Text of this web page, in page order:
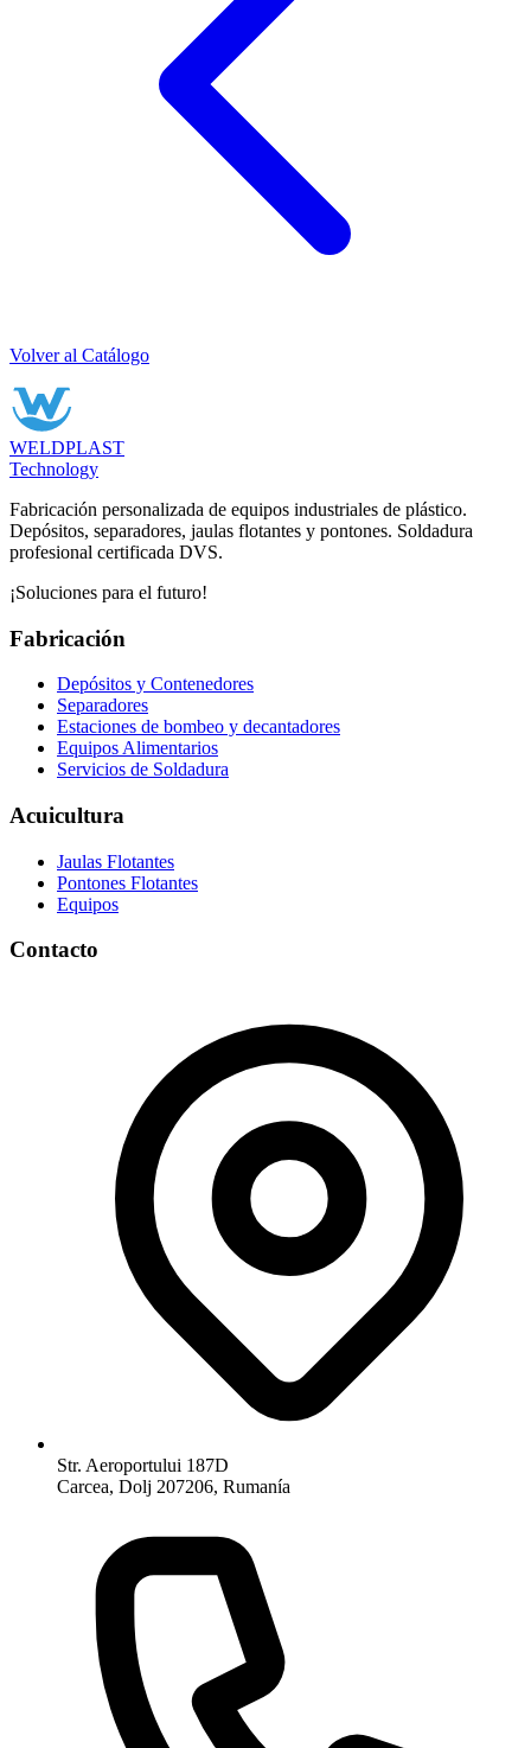
Volver al Catálogo
WELDPLAST
Technology
Fabricación personalizada de equipos industriales de plástico.
Depósitos, separadores, jaulas flotantes y pontones. Soldadura
profesional certificada DVS.
¡Soluciones para el futuro!
Fabricación
Depósitos y Contenedores
Separadores
Estaciones de bombeo y decantadores
Equipos Alimentarios
Servicios de Soldadura
Acuicultura
Jaulas Flotantes
Pontones Flotantes
Equipos
Contacto
Str. Aeroportului 187D
Carcea, Dolj 207206, Rumanía